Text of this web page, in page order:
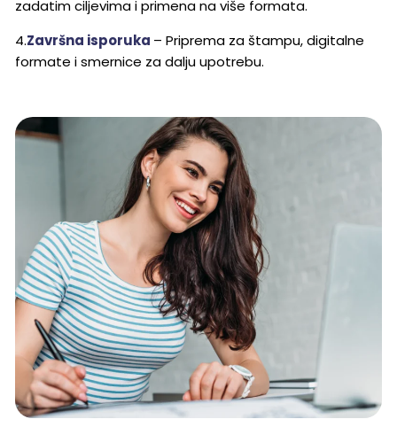
zadatim ciljevima i primena na više formata.
4.Završna isporuka – Priprema za štampu, digitalne
formate i smernice za dalju upotrebu.